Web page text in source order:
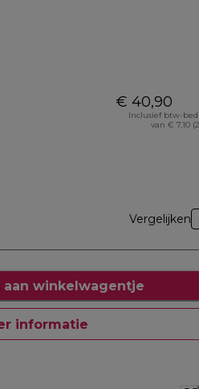
€ 40,90
Inclusief btw-
van € 7,10
Vergelijken
aan winkelwagentje
informatie